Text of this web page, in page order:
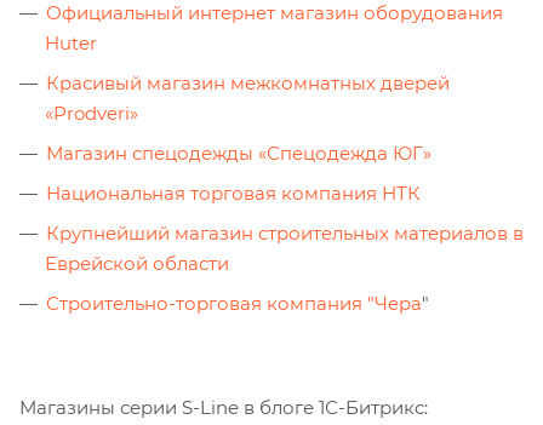
Официальный интернет магазин оборудования
Huter
Красивый магазин межкомнатных дверей
«Prodveri»
Магазин спецодежды «Спецодежда ЮГ»
Национальная торговая компания НТК
Крупнейший магазин строительных материалов в
Еврейской области
Строительно-торговая компания "Чера"
Магазины серии S-Line в блоге 1С-Битрикс: